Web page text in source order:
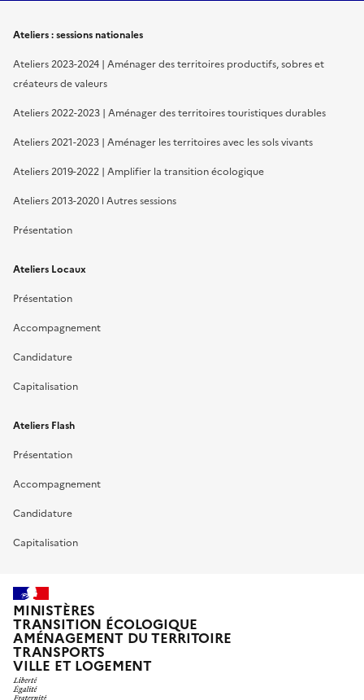
Ateliers : sessions nationales
Ateliers 2023-2024 | Aménager des territoires productifs, sobres et
créateurs de valeurs
Ateliers 2022-2023 | Aménager des territoires touristiques durables
Ateliers 2021-2023 | Aménager les territoires avec les sols vivants
Ateliers 2019-2022 | Amplifier la transition écologique
Ateliers 2013-2020 l Autres sessions
Présentation
Ateliers Locaux
Présentation
Accompagnement
Candidature
Capitalisation
Ateliers Flash
Présentation
Accompagnement
Candidature
Capitalisation
MINISTÈRES
TRANSITION ÉCOLOGIQUE
AMÉNAGEMENT DU TERRITOIRE
TRANSPORTS
VILLE ET LOGEMENT